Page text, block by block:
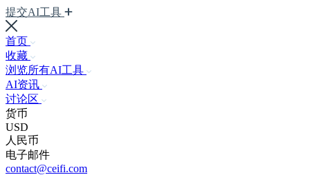
提交AI工具
首页
收藏
浏览所有AI工具
AI资讯
讨论区
货币
USD
人民币
电子邮件
contact@ceifi.com